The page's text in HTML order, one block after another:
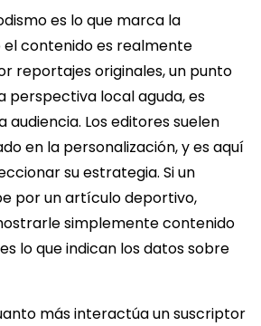
es lo que marca la
el contenido es realmente
reportajes originales, un punto
perspectiva local aguda, es
audiencia. Los editores suelen
en la personalización, y es aquí
su estrategia. Si un
por un artículo deportivo,
simplemente contenido
lo que indican los datos sobre
más interactúa un suscriptor